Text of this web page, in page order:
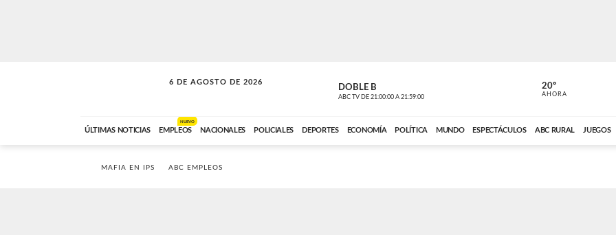
6 DE AGOSTO DE 2026
SOLO MÚSICA DOBLE B
ABC TV DE 21:00:00 A 21:59:00 ABC CARDINAL
20º
AHORA
ÚLTIMAS NOTICIAS EMPLEOS
NUEVO
NACIONALES POLICIALES DEPORTES ECONOMÍA POLÍTICA MUNDO ESPECTÁCULOS ABC RURAL JUEGOS
MAFIA EN IPS ABC EMPLEOS